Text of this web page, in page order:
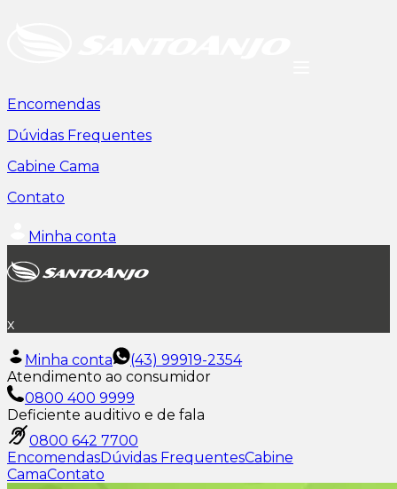
Encomendas
Dúvidas Frequentes
Cabine Cama
Contato
Minha conta
x
Minha conta
(43) 99919-2354
Atendimento ao consumidor
0800 400 9999
Deficiente auditivo e de fala
0800 642 7700
EncomendasDúvidas FrequentesCabine
CamaContato